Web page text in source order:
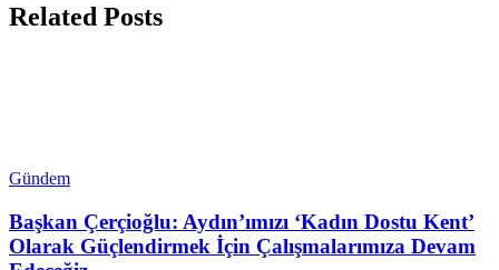
Related Posts
Gündem
Başkan Çerçioğlu: Aydın’ımızı ‘Kadın Dostu Kent’
Olarak Güçlendirmek İçin Çalışmalarımıza Devam